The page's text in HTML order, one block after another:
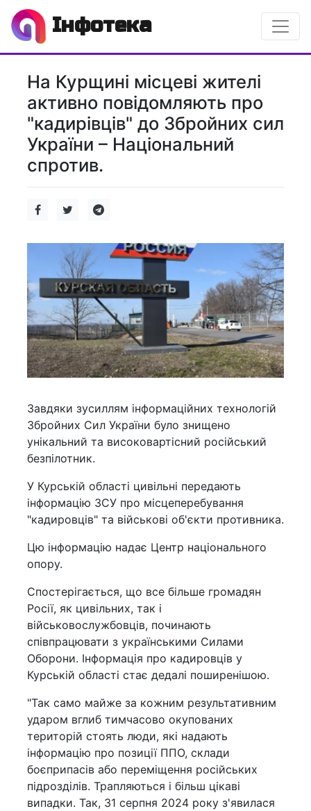
Інфотека
На Курщині місцеві жителі
активно повідомляють про
"кадирівців" до Збройних сил
України – Національний
спротив.
Завдяки зусиллям інформаційних технологій
Збройних Сил України було знищено
унікальний та високовартісний російський
безпілотник.
У Курській області цивільні передають
інформацію ЗСУ про місцеперебування
"кадировців" та військові об'єкти противника.
Цю інформацію надає Центр національного
опору.
Спостерігається, що все більше громадян
Росії, як цивільних, так і
військовослужбовців, починають
співпрацювати з українськими Силами
Оборони. Інформація про кадировців у
Курській області стає дедалі поширенішою.
"Так само майже за кожним результативним
ударом вглиб тимчасово окупованих
територій стоять люди, які надають
інформацію про позиції ППО, склади
боєприпасів або переміщення російських
підрозділів. Трапляються і більш цікаві
випадки. Так, 31 серпня 2024 року з'явилася